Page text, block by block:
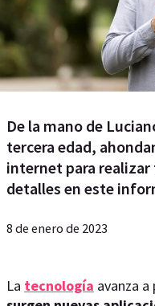
De la mano de
tercera edad,
internet para
detalles en este
8 de enero de 2023
La tecnología avanza